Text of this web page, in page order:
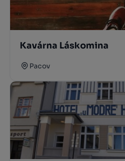
Kavárna Láskomina
Pacov